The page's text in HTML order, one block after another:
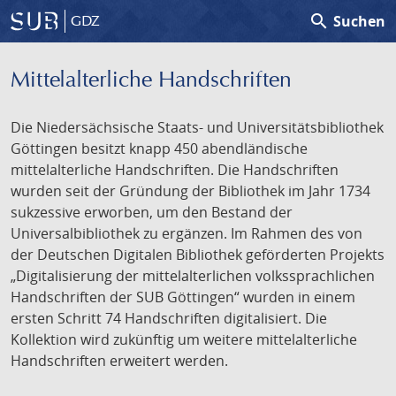
GDZ search Suchen
Mittelalterliche Handschriften
Die Niedersächsische Staats- und Universitätsbibliothek
Göttingen besitzt knapp 450 abendländische
mittelalterliche Handschriften. Die Handschriften
wurden seit der Gründung der Bibliothek im Jahr 1734
sukzessive erworben, um den Bestand der
Universalbibliothek zu ergänzen. Im Rahmen des von
der Deutschen Digitalen Bibliothek geförderten Projekts
„Digitalisierung der mittelalterlichen volkssprachlichen
Handschriften der SUB Göttingen“ wurden in einem
ersten Schritt 74 Handschriften digitalisiert. Die
Kollektion wird zukünftig um weitere mittelalterliche
Handschriften erweitert werden.